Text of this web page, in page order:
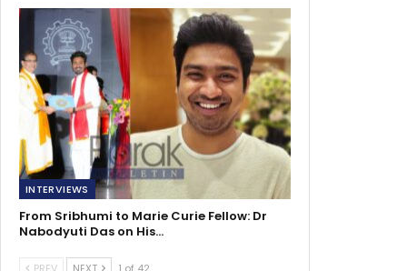
INTERVIEWS
From Sribhumi to Marie Curie Fellow: Dr
Nabodyuti Das on His…